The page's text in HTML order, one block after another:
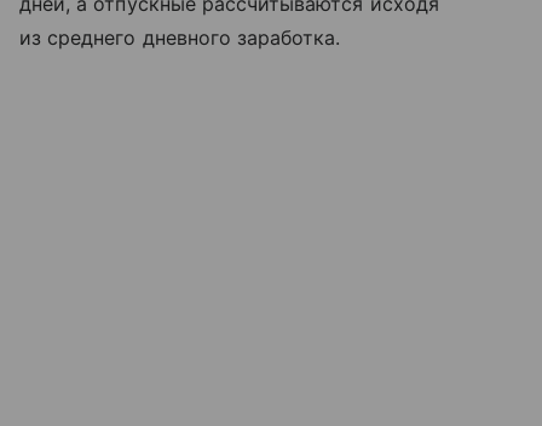
из среднего дневного заработка.